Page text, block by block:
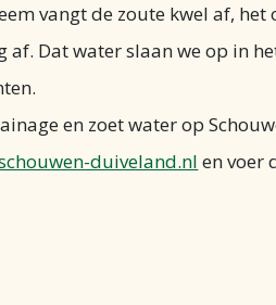
vangt de zoute kwel af,
af. Dat water slaan we op in
en zoet water op
duiveland.nl en voer